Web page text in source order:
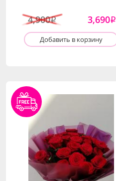
4,900i 3,690i
Добавить в корзину